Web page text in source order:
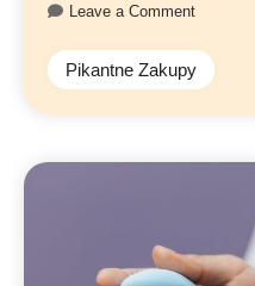
Leave a Comment
Pikantne Zakupy